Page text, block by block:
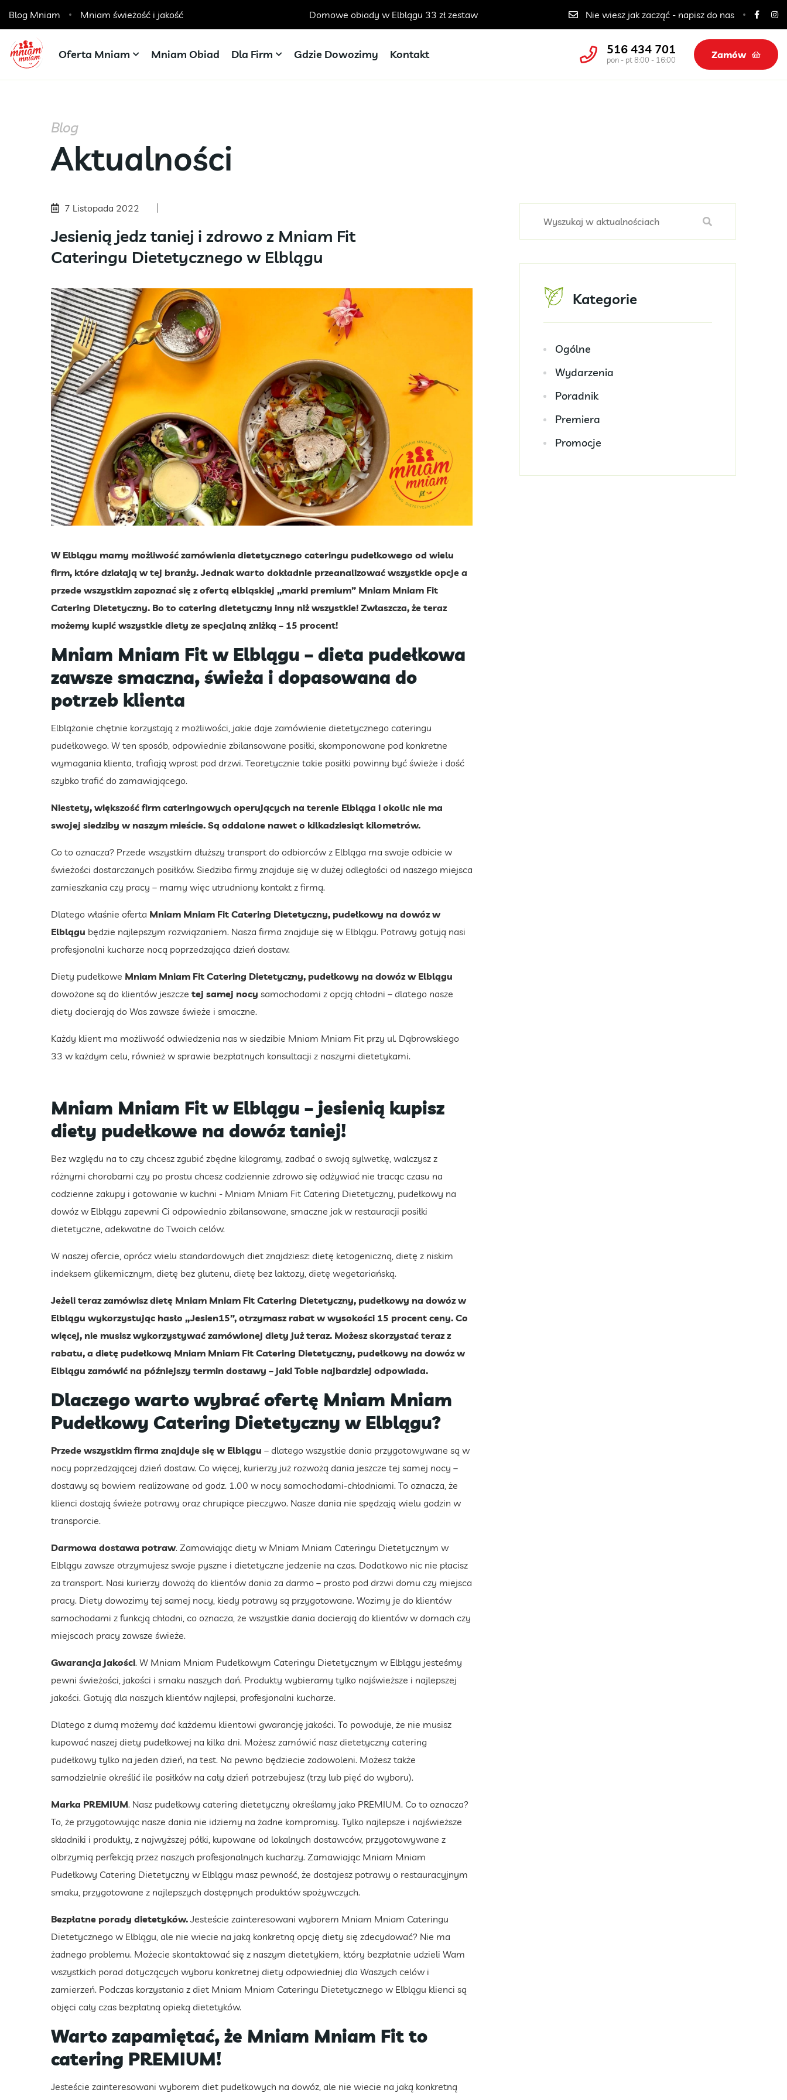
Blog Mniam Mniam świeżość i jakość
Catering dla szkół, przedszkoli i żłobków Domowe obiady w Elblągu 33 zł zestaw Catering dla szkół, przedszkoli i żłobków
Nie wiesz jak zacząć - napisz do nas
Oferta Mniam Mniam Obiad Dla Firm Gdzie Dowozimy Kontakt 516 434 701
pon - pt 8:00 - 16:00 Zamów
Blog
Aktualności
7 Listopada 2022
Jesienią jedz taniej i zdrowo z Mniam Fit
Cateringu Dietetycznego w Elblągu
W Elblągu mamy możliwość zamówienia dietetycznego cateringu pudełkowego od wielu
firm, które działają w tej branży. Jednak warto dokładnie przeanalizować wszystkie opcje a
przede wszystkim zapoznać się z ofertą elbląskiej „marki premium” Mniam Mniam Fit
Catering Dietetyczny. Bo to catering dietetyczny inny niż wszystkie! Zwłaszcza, że teraz
możemy kupić wszystkie diety ze specjalną zniżką – 15 procent!
Mniam Mniam Fit w Elblągu – dieta pudełkowa
zawsze smaczna, świeża i dopasowana do
potrzeb klienta
Elblążanie chętnie korzystają z możliwości, jakie daje zamówienie dietetycznego cateringu
pudełkowego. W ten sposób, odpowiednie zbilansowane posiłki, skomponowane pod konkretne
wymagania klienta, trafiają wprost pod drzwi. Teoretycznie takie posiłki powinny być świeże i dość
szybko trafić do zamawiającego.
Niestety, większość firm cateringowych operujących na terenie Elbląga i okolic nie ma
swojej siedziby w naszym mieście. Są oddalone nawet o kilkadziesiąt kilometrów.
Co to oznacza? Przede wszystkim dłuższy transport do odbiorców z Elbląga ma swoje odbicie w
świeżości dostarczanych posiłków. Siedziba firmy znajduje się w dużej odległości od naszego miejsca
zamieszkania czy pracy – mamy więc utrudniony kontakt z firmą.
Dlatego właśnie oferta Mniam Mniam Fit Catering Dietetyczny, pudełkowy na dowóz w
Elblągu będzie najlepszym rozwiązaniem. Nasza firma znajduje się w Elblągu. Potrawy gotują nasi
profesjonalni kucharze nocą poprzedzająca dzień dostaw.
Diety pudełkowe Mniam Mniam Fit Catering Dietetyczny, pudełkowy na dowóz w Elblągu
dowożone są do klientów jeszcze tej samej nocy samochodami z opcją chłodni – dlatego nasze
diety docierają do Was zawsze świeże i smaczne.
Każdy klient ma możliwość odwiedzenia nas w siedzibie Mniam Mniam Fit przy ul. Dąbrowskiego
33 w każdym celu, również w sprawie bezpłatnych konsultacji z naszymi dietetykami.
Mniam Mniam Fit w Elblągu – jesienią kupisz
diety pudełkowe na dowóz taniej!
Bez względu na to czy chcesz zgubić zbędne kilogramy, zadbać o swoją sylwetkę, walczysz z
różnymi chorobami czy po prostu chcesz codziennie zdrowo się odżywiać nie tracąc czasu na
codzienne zakupy i gotowanie w kuchni - Mniam Mniam Fit Catering Dietetyczny, pudełkowy na
dowóz w Elblągu zapewni Ci odpowiednio zbilansowane, smaczne jak w restauracji posiłki
dietetyczne, adekwatne do Twoich celów.
W naszej ofercie, oprócz wielu standardowych diet znajdziesz: dietę ketogeniczną, dietę z niskim
indeksem glikemicznym, dietę bez glutenu, dietę bez laktozy, dietę wegetariańską.
Jeżeli teraz zamówisz dietę Mniam Mniam Fit Catering Dietetyczny, pudełkowy na dowóz w
Elblągu wykorzystując hasło „Jesien15”, otrzymasz rabat w wysokości 15 procent ceny. Co
więcej, nie musisz wykorzystywać zamówionej diety już teraz. Możesz skorzystać teraz z
rabatu, a dietę pudełkową Mniam Mniam Fit Catering Dietetyczny, pudełkowy na dowóz w
Elblągu zamówić na późniejszy termin dostawy – jaki Tobie najbardziej odpowiada.
Dlaczego warto wybrać ofertę Mniam Mniam
Pudełkowy Catering Dietetyczny w Elblągu?
Przede wszystkim firma znajduje się w Elblągu – dlatego wszystkie dania przygotowywane są w
nocy poprzedzającej dzień dostaw. Co więcej, kurierzy już rozwożą dania jeszcze tej samej nocy –
dostawy są bowiem realizowane od godz. 1.00 w nocy samochodami-chłodniami. To oznacza, że
klienci dostają świeże potrawy oraz chrupiące pieczywo. Nasze dania nie spędzają wielu godzin w
transporcie.
Darmowa dostawa potraw. Zamawiając diety w Mniam Mniam Cateringu Dietetycznym w
Elblągu zawsze otrzymujesz swoje pyszne i dietetyczne jedzenie na czas. Dodatkowo nic nie płacisz
za transport. Nasi kurierzy dowożą do klientów dania za darmo – prosto pod drzwi domu czy miejsca
pracy. Diety dowozimy tej samej nocy, kiedy potrawy są przygotowane. Wozimy je do klientów
samochodami z funkcją chłodni, co oznacza, że wszystkie dania docierają do klientów w domach czy
miejscach pracy zawsze świeże.
Gwarancja jakości. W Mniam Mniam Pudełkowym Cateringu Dietetycznym w Elblągu jesteśmy
pewni świeżości, jakości i smaku naszych dań. Produkty wybieramy tylko najświeższe i najlepszej
jakości. Gotują dla naszych klientów najlepsi, profesjonalni kucharze.
Dlatego z dumą możemy dać każdemu klientowi gwarancję jakości. To powoduje, że nie musisz
kupować naszej diety pudełkowej na kilka dni. Możesz zamówić nasz dietetyczny catering
pudełkowy tylko na jeden dzień, na test. Na pewno będziecie zadowoleni. Możesz także
samodzielnie określić ile posiłków na cały dzień potrzebujesz (trzy lub pięć do wyboru).
Marka PREMIUM. Nasz pudełkowy catering dietetyczny określamy jako PREMIUM. Co to oznacza?
To, że przygotowując nasze dania nie idziemy na żadne kompromisy. Tylko najlepsze i najświeższe
składniki i produkty, z najwyższej półki, kupowane od lokalnych dostawców, przygotowywane z
olbrzymią perfekcją przez naszych profesjonalnych kucharzy. Zamawiając Mniam Mniam
Pudełkowy Catering Dietetyczny w Elblągu masz pewność, że dostajesz potrawy o restauracyjnym
smaku, przygotowane z najlepszych dostępnych produktów spożywczych.
Bezpłatne porady dietetyków. Jesteście zainteresowani wyborem Mniam Mniam Cateringu
Dietetycznego w Elblągu, ale nie wiecie na jaką konkretną opcję diety się zdecydować? Nie ma
żadnego problemu. Możecie skontaktować się z naszym dietetykiem, który bezpłatnie udzieli Wam
wszystkich porad dotyczących wyboru konkretnej diety odpowiedniej dla Waszych celów i
zamierzeń. Podczas korzystania z diet Mniam Mniam Cateringu Dietetycznego w Elblągu klienci są
objęci cały czas bezpłatną opieką dietetyków.
Warto zapamiętać, że Mniam Mniam Fit to
catering PREMIUM!
Jesteście zainteresowani wyborem diet pudełkowych na dowóz, ale nie wiecie na jaką konkretną
Kategorie
Ogólne
Wydarzenia
Poradnik
Premiera
Promocje